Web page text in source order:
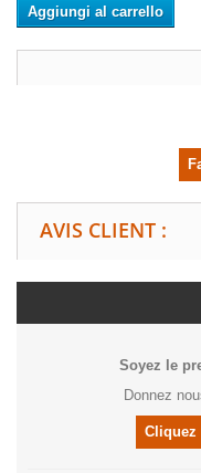
Aggiungi al carrello
AVIS CLIENT :
Soyez le
Donnez
Cliquez